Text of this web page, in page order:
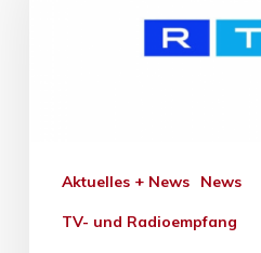
Aktuelles + News News
TV- und Radioempfang